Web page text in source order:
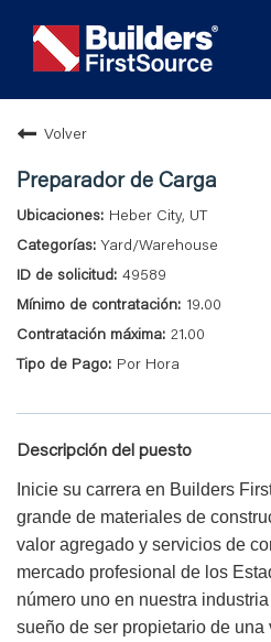
Volver
Preparador de Carga
Heber City, UT
Yard/Warehouse
49589
19.00
21.00
Por Hora
Descripción del puesto
Inicie su carrera en Builders
grande de materiales de
valor agregado y servicios de
mercado profesional de los
número uno en nuestra
sueño de ser propietario de